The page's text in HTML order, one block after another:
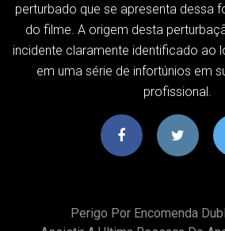
perturbado que se apresenta dessa
do filme. A origem desta
incidente claramente identificado ao
em uma série de infortúnios em
profissional.
Perigo Por Encomenda